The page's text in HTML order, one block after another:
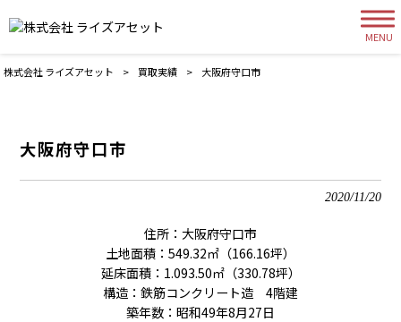
MENU
株式会社 ライズアセット > 買取実績 > 大阪府守口市
大阪府守口市
2020/11/20
住所：大阪府守口市
土地面積：549.32㎡（166.16坪）
延床面積：1.093.50㎡（330.78坪）
構造：鉄筋コンクリート造 4階建
築年数：昭和49年8月27日